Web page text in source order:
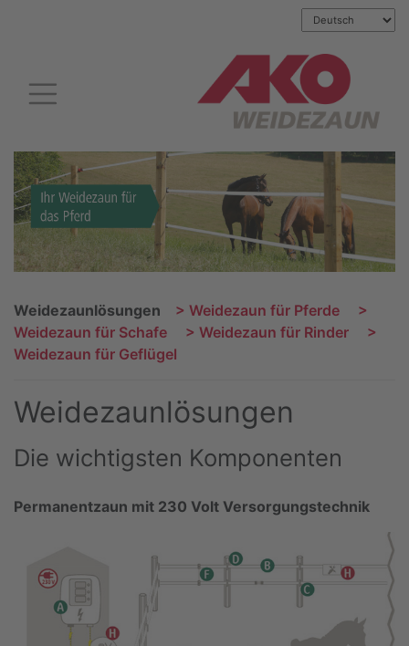
Weidezaunlösungen > Weidezaun für Pferde
>
Weidezaun für Schafe
> Weidezaun für Rinder
>
Weidezaun für Geflügel
Weidezaunlösungen
Die wichtigsten Komponenten
Permanentzaun mit 230 Volt Versorgungstechnik